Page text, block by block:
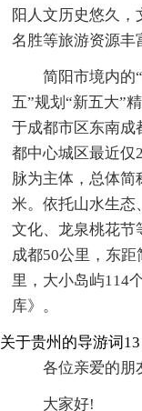
阳人文历史悠久
名胜等旅游资源丰
简阳市境内的
五”规划“新五大”
于成都市区东南成
都中心城区最近仅
脉为主体，总体简
米。依托山水生态
文化、龙泉桃花节
成都50公里，东
里，大小岛屿114
库》。
关于贵州的导游词13
各位亲爱的朋
大家好!